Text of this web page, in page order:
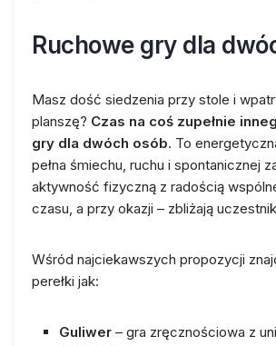
Ruchowe gry dla
Masz dość siedzenia przy stole i
planszę? Czas na coś zupełnie
gry dla dwóch osób. To
pełna śmiechu, ruchu i spontanicznej
aktywność fizyczną z radością
czasu, a przy okazji – zbliżają
Wśród najciekawszych propozycji
perełki jak:
Guliwer – gra zręcznościowa z